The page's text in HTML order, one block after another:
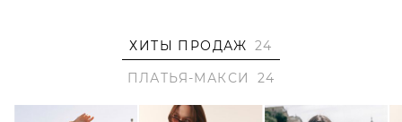
ХИТЫ ПРОДАЖ 24
ПЛАТЬЯ-МАКСИ
24